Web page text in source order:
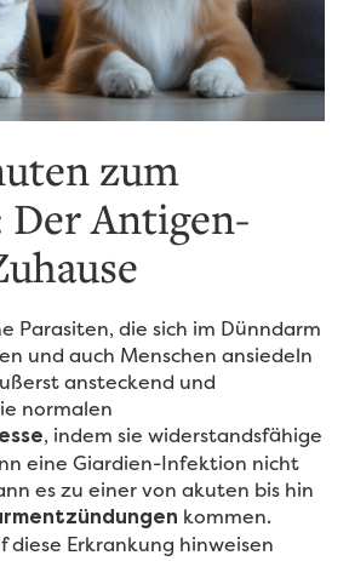
zum
Der Antigen-
Parasiten, die sich im Dünndarm
und auch Menschen ansiedeln
ansteckend und
normalen
, indem sie widerstandsfähige
eine Giardien-Infektion nicht
es zu einer von akuten bis hin
kommen.
diese Erkrankung hinweisen